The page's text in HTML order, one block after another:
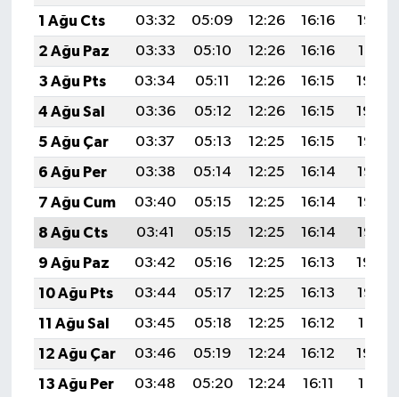
1 Ağu Cts
03:32 05:09 12:26 16:16
19:32
2 Ağu Paz
03:33 05:10 12:26 16:16
19:31
3 Ağu Pts
03:34 05:11 12:26 16:15
19:30
4 Ağu Sal
03:36 05:12 12:26 16:15
19:29
5 Ağu Çar
03:37 05:13 12:25 16:15
19:28
6 Ağu Per
03:38 05:14 12:25 16:14
19:27
7 Ağu Cum
03:40 05:15 12:25 16:14
19:26
8 Ağu Cts
03:41 05:15 12:25 16:14
19:25
9 Ağu Paz
03:42 05:16 12:25 16:13
19:24
10 Ağu Pts
03:44 05:17 12:25 16:13
19:22
11 Ağu Sal
03:45 05:18 12:25 16:12
19:21
12 Ağu Çar
03:46 05:19 12:24 16:12
19:20
13 Ağu Per
03:48 05:20 12:24 16:11
19:19